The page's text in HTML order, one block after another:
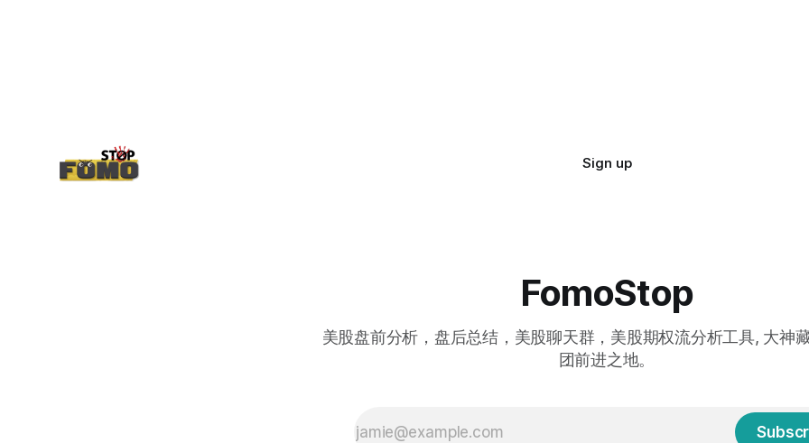
Sign up
FomoStop
美股盘前分析，盘后总结，美股聊天群，美股期权流分析工具, 大神
团前进之地。